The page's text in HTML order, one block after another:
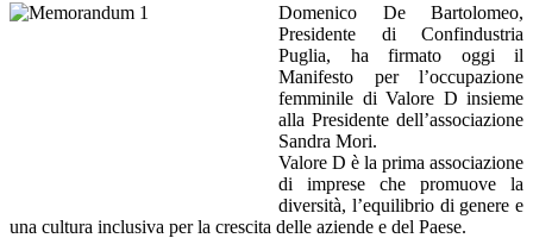
Domenico De Bartolomeo,
Presidente di Confindustria
Puglia, ha firmato oggi il
Manifesto per l’occupazione
femminile di Valore D insieme
alla Presidente dell’associazione
Sandra Mori.
Valore D è la prima associazione
di imprese che promuove la
diversità, l’equilibrio di genere e
una cultura inclusiva per la crescita delle aziende e del Paese.